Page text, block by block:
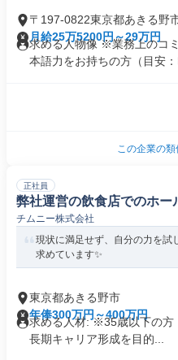
〒197-0822東京都あきる野
月給25万5200円～29万円
求める人物像 ※業務上のコ
本語力をお持ちの方（目安：
この企業の
正社員
弊社運営の飲食店でのホー
チムニー株式会社
現状に満足せず、自分の力を試
求めています✨
東京都あきる野市
年俸300万円～400万円
求める人材: ※35歳以下の方
長期キャリア形成を目的...